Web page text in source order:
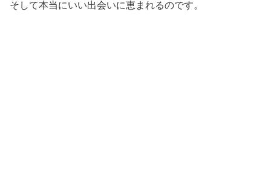
そして本当にいい出会いに恵まれるのです。